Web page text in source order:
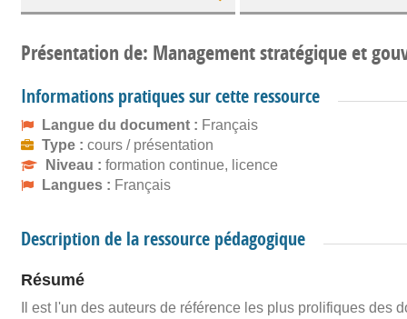
Présentation de: Management stratégique et
Informations pratiques sur cette ressource
Langue du document : Français
Type : cours / présentation
Niveau : formation continue, licence
Langues : Français
Description de la ressource pédagogique
Résumé
Il est l'un des auteurs de référence les plus prolifiques